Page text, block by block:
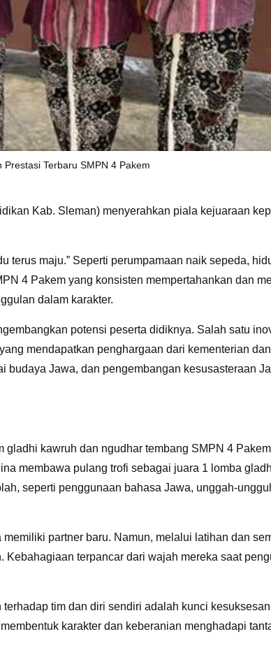
Terbaru SMPN 4 Pakem
Kab. Sleman) menyerahkan piala kejuaraan
terus maju.” Seperti perumpamaan naik sepeda,
4 Pakem yang konsisten mempertahankan dan
dalam karakter.
potensi peserta didiknya. Salah satu
mendapatkan penghargaan dari kementerian
Jawa, dan pengembangan kesusasteraan
gladhi kawruh dan ngudhar tembang SMPN 4 Pakem
membawa pulang trofi sebagai juara 1 lomba
seperti penggunaan bahasa Jawa, unggah-
partner baru. Namun, melalui latihan dan
terpancar dari wajah mereka saat
tim dan diri sendiri adalah kunci
karakter dan keberanian menghadapi